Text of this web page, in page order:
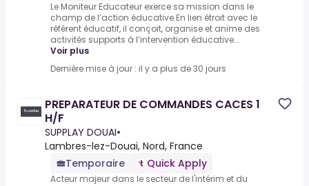
Le Moniteur Educateur exerce sa mission dans le
champ de l’action éducative.En lien étroit avec le
référent éducatif, il conçoit, organise et anime des
activités supports à l’intervention éducative...
Voir plus
Dernière mise à jour : il y a plus de 30 jours
PREPARATEUR DE COMMANDES CACES 1
H/F
SUPPLAY DOUAI•
Lambres-lez-Douai, Nord, France
Temporaire
Quick Apply
Acteur majeur dans le secteur de l'intérim et du